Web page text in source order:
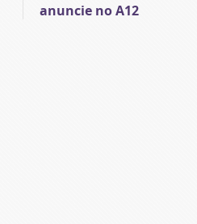
anuncie no A12